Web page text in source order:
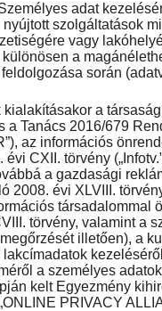
adat
szolgáltatások
vagy
a
során
a
Tanács 2016/679
az információs
CXII. törvény
a gazdasági
évi XLVIII.
társadalommal
törvény, valamint a
illetően), a
a személyes
kelt Egyezmény
PRIVACY